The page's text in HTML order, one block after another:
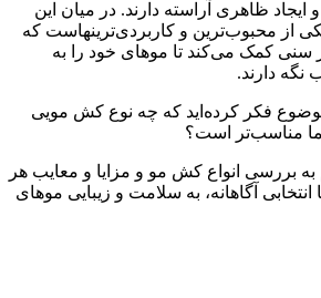
ظاهری آراسته دارند. در میان این
از محبوب‌ترین و کاربردی‌ترینهاست که
سنی کمک می‌کند تا موهای خود را به
نگه دارند.
موضوع فکر کرده‌اید که چه نوع کش مویی
مناسب‌تر است؟
به بررسی انواع کش مو و مزایا و معایب هر
با انتخابی آگاهانه، به سلامت و زیبایی موهای